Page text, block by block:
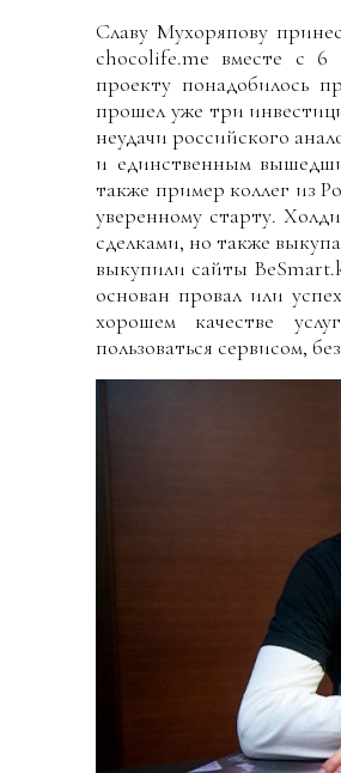
Славу Мухоряпову
chocolife.me вместе с 6
проекту понадобилось
прошел уже три
неудачи российского
и единственным
также пример коллег из
уверенному старту.
сделками, но также
выкупили сайты
основан провал или
хорошем качестве
пользоваться сервисом,